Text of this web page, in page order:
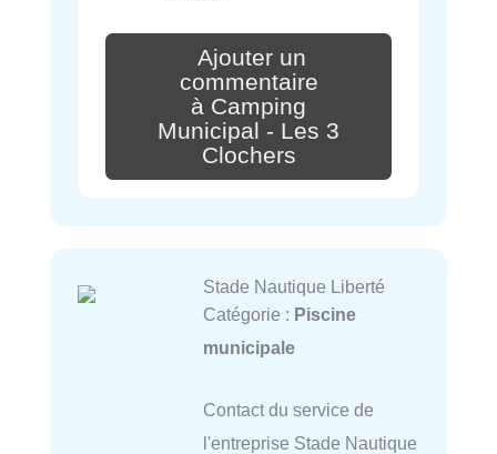
Ajouter un
commentaire
à Camping
Municipal - Les 3
Clochers
Stade Nautique Liberté
Catégorie : Piscine
municipale
Contact du service de
l'entreprise Stade Nautique